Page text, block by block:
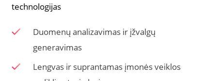
technologijas
Duomenų analizavimas ir įžvalgų
generavimas
Lengvas ir suprantamas įmonės veiklos